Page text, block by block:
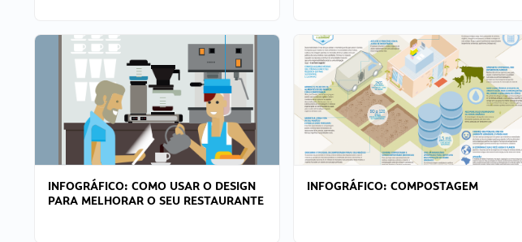
INFOGRÁFICO: COMO USAR O DESIGN
PARA MELHORAR O SEU RESTAURANTE
INFOGRÁFICO: COMPOSTAGEM